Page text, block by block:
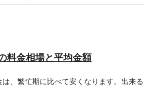
料金相場と平均金額
、繁忙期に比べて安くなります。出来る